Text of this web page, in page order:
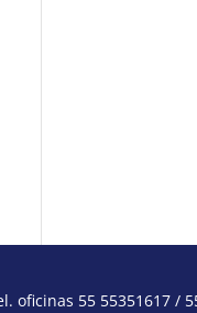
oficinas 55 55351617 /